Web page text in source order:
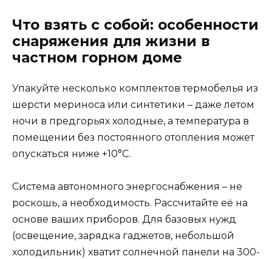
Что взять с собой: особенности
снаряжения для жизни в
частном горном доме
Упакуйте несколько комплектов термобелья из
шерсти мериноса или синтетики – даже летом
ночи в предгорьях холодные, а температура в
помещении без постоянного отопления может
опускаться ниже +10°C.
Система автономного энергоснабжения – не
роскошь, а необходимость. Рассчитайте её на
основе ваших приборов. Для базовых нужд
(освещение, зарядка гаджетов, небольшой
холодильник) хватит солнечной панели на 300-